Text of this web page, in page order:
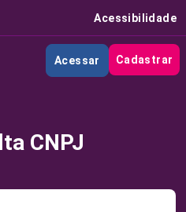
Acessibilidade
Acessar Cadastrar
CNPJ